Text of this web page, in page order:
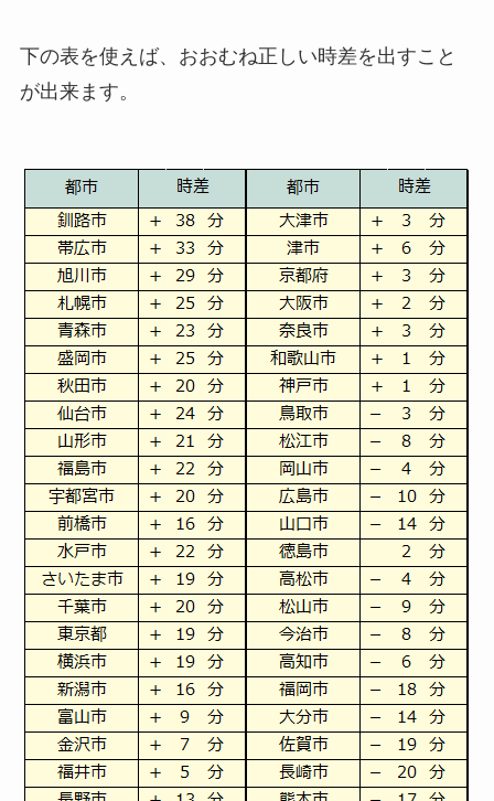
下の表を使えば、おおむね正しい時差を出すこと
が出来ます。